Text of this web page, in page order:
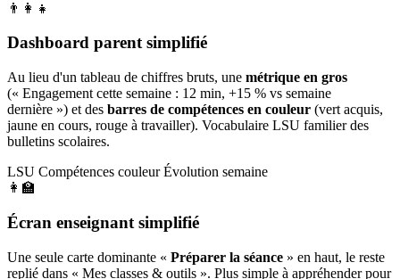
👨‍👩‍👧
Dashboard parent simplifié
Au lieu d'un tableau de chiffres bruts, une métrique en gros
(« Engagement cette semaine : 12 min, +15 % vs semaine
dernière ») et des barres de compétences en couleur (vert acquis,
jaune en cours, rouge à travailler). Vocabulaire LSU familier des
bulletins scolaires.
LSU Compétences couleur Évolution semaine
👩‍🏫
Écran enseignant simplifié
Une seule carte dominante « Préparer la séance » en haut, le reste
replié dans « Mes classes & outils ». Plus simple à appréhender pour